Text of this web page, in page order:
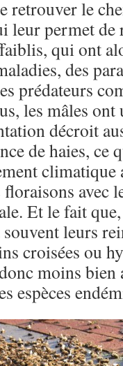
retrouver le
leur permet de
qui ont
des
prédateurs
les mâles ont
décroit
de haies, ce
climatique
avec
Et le fait
leurs
croisées ou
moins bien
espèces